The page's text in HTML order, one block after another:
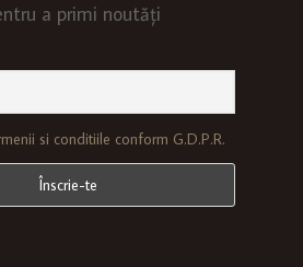
a primi noutăți
si conditiile conform G.D.P.R.